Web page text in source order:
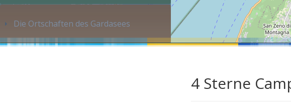
Die Ortschaften des Gardasees
4 Sterne